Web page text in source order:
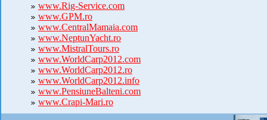
www.Rig-Service.com
www.GPM.ro
www.CentralMamaia.com
www.NeptunYacht.ro
www.MistralTours.ro
www.WorldCarp2012.com
www.WorldCarp2012.ro
www.WorldCarp2012.info
www.PensiuneBalteni.com
www.Crapi-Mari.ro